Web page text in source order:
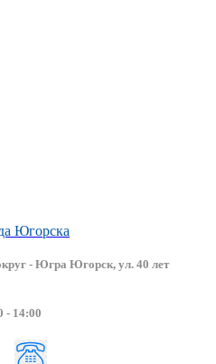
Югорска
- Югра Югорск, ул. 40 лет
- 14:00